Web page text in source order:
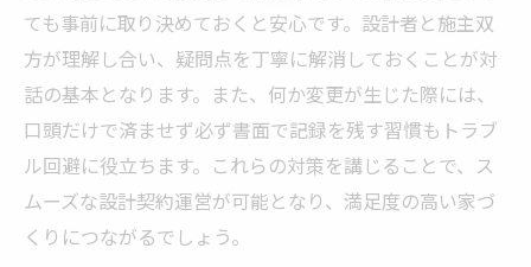
ても事前に取り決めておくと安心です。設計者と施主双
方が理解し合い、疑問点を丁寧に解消しておくことが対
話の基本となります。また、何か変更が生じた際には、
口頭だけで済ませず必ず書面で記録を残す習慣もトラブ
ル回避に役立ちます。これらの対策を講じることで、ス
ムーズな設計契約運営が可能となり、満足度の高い家づ
くりにつながるでしょう。